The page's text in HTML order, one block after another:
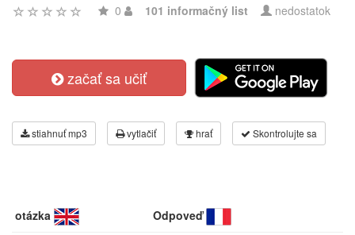
0 101 informačný list nedostatok
začať sa učiť
stiahnuť mp3 vytlačiť hrať Skontrolujte sa
otázka Odpoveď